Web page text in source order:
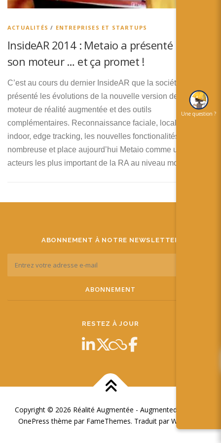
Español
ACTUALITÉS / ENTREPRISES ET STARTUPS
InsideAR 2014 : Metaio a présenté la V6 de
son moteur … et ça promet !
C’est au cours du dernier InsideAR que la société Metaio a
présenté les évolutions de la nouvelle version de son
moteur de réalité augmentée et des outils
complémentaires. Reconnaissance faciale, localisation
indoor, edge tracking, les nouvelles fonctionalités sont
nombreuse et place aujourd’hui Metaio comme une des
acteurs les plus important de la RA au niveau mondial.
ABONNEMENT À NOTRE NEWSLETTER
RESTEZ À JOUR
Copyright © 2026 Réalité Augmentée - Augmented Reality
OnePress thème par FameThemes. Traduit par Wp Trads.
Une question ?